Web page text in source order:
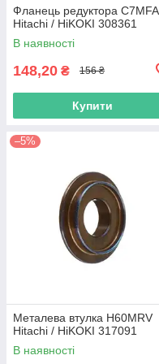
Фланець редуктора C7MFA
Hitachi / HiKOKI 308361
В наявності
148,20 ₴ 156 ₴
Купити
–5%
Металева втулка H60MRV
Hitachi / HiKOKI 317091
В наявності